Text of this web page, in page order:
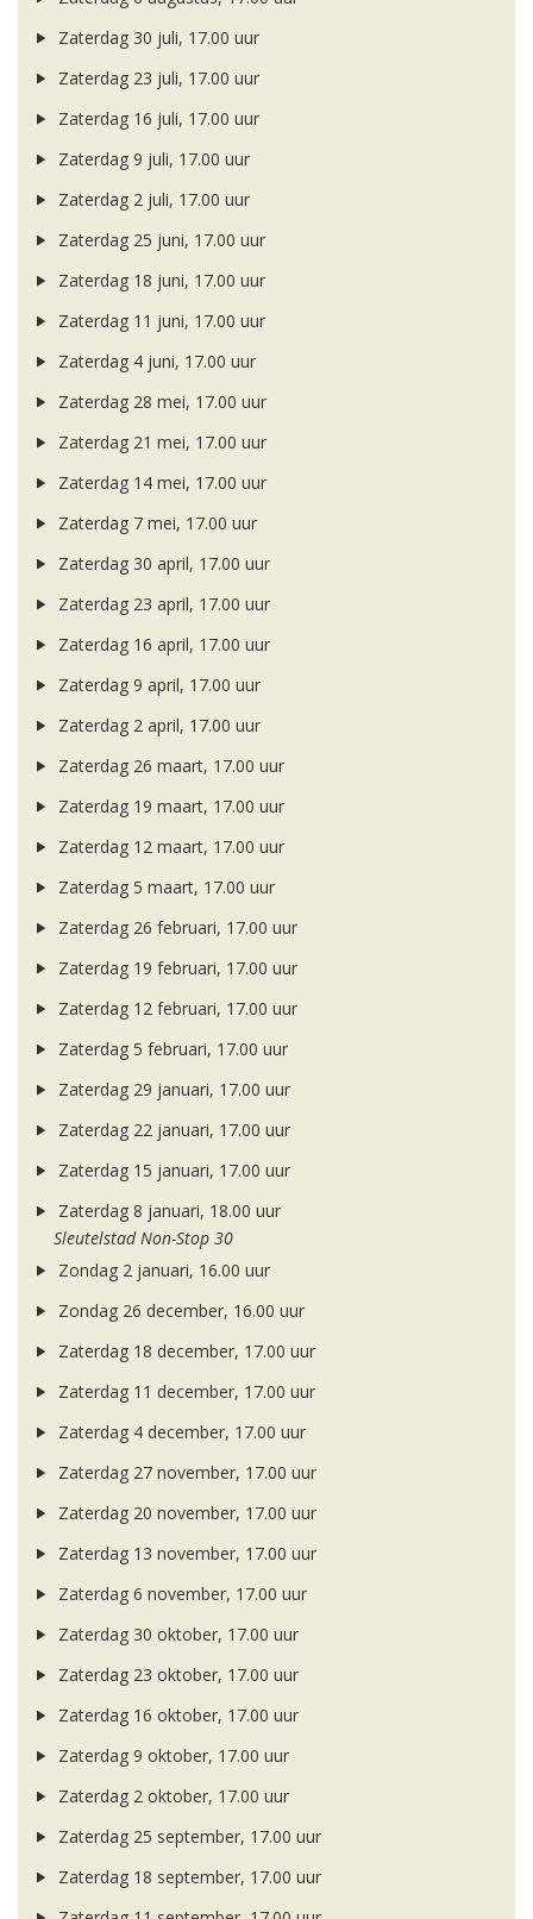
Zaterdag 30 juli, 17.00 uur
Zaterdag 23 juli, 17.00 uur
Zaterdag 16 juli, 17.00 uur
Zaterdag 9 juli, 17.00 uur
Zaterdag 2 juli, 17.00 uur
Zaterdag 25 juni, 17.00 uur
Zaterdag 18 juni, 17.00 uur
Zaterdag 11 juni, 17.00 uur
Zaterdag 4 juni, 17.00 uur
Zaterdag 28 mei, 17.00 uur
Zaterdag 21 mei, 17.00 uur
Zaterdag 14 mei, 17.00 uur
Zaterdag 7 mei, 17.00 uur
Zaterdag 30 april, 17.00 uur
Zaterdag 23 april, 17.00 uur
Zaterdag 16 april, 17.00 uur
Zaterdag 9 april, 17.00 uur
Zaterdag 2 april, 17.00 uur
Zaterdag 26 maart, 17.00 uur
Zaterdag 19 maart, 17.00 uur
Zaterdag 12 maart, 17.00 uur
Zaterdag 5 maart, 17.00 uur
Zaterdag 26 februari, 17.00 uur
Zaterdag 19 februari, 17.00 uur
Zaterdag 12 februari, 17.00 uur
Zaterdag 5 februari, 17.00 uur
Zaterdag 29 januari, 17.00 uur
Zaterdag 22 januari, 17.00 uur
Zaterdag 15 januari, 17.00 uur
Zaterdag 8 januari, 18.00 uur
Sleutelstad Non-Stop 30
Zondag 2 januari, 16.00 uur
Zondag 26 december, 16.00 uur
Zaterdag 18 december, 17.00 uur
Zaterdag 11 december, 17.00 uur
Zaterdag 4 december, 17.00 uur
Zaterdag 27 november, 17.00 uur
Zaterdag 20 november, 17.00 uur
Zaterdag 13 november, 17.00 uur
Zaterdag 6 november, 17.00 uur
Zaterdag 30 oktober, 17.00 uur
Zaterdag 23 oktober, 17.00 uur
Zaterdag 16 oktober, 17.00 uur
Zaterdag 9 oktober, 17.00 uur
Zaterdag 2 oktober, 17.00 uur
Zaterdag 25 september, 17.00 uur
Zaterdag 18 september, 17.00 uur